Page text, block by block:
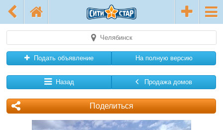
Челябинск
Подать объявление На полную версию
Назад Продажа домов
Поделиться